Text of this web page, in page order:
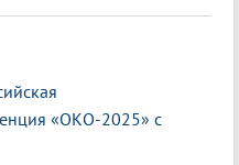
«ОКО-2025» с